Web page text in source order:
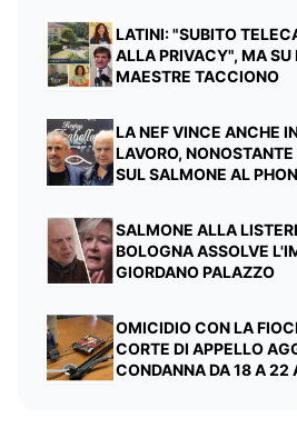
LATINI: "SUBITO
ALLA PRIVACY", MA SU
MAESTRE TACCIONO
LA NEF VINCE ANCHE
LAVORO,
SUL SALMONE AL PHON
SALMONE ALLA
BOLOGNA ASSOLVE
GIORDANO PALAZZO
OMICIDIO CON LA
CORTE DI APPELLO
CONDANNA DA 18 A 22